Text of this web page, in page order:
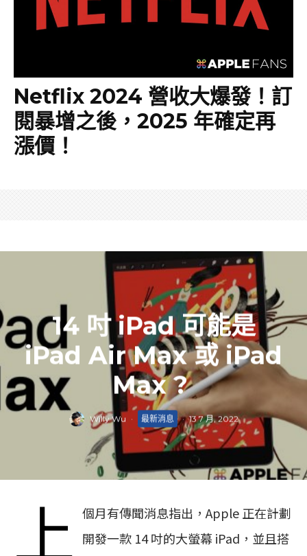
Netflix 2024 營收大爆發！訂
閱暴增之後，2025 年確定再
漲價！
14 吋 iPad 可能是
iPad Air Max 或 iPad
Max ?
Willy Wu · 最新消息 · 13 7 月, 2022
上 個月有傳聞消息指出，Apple 正在計劃
開發一款 14 吋的大螢幕 iPad，並且搭